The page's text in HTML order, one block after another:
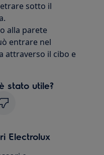
sotto il
alla parete
entrare nel
attraverso il cibo e
stato utile?
Electrolux